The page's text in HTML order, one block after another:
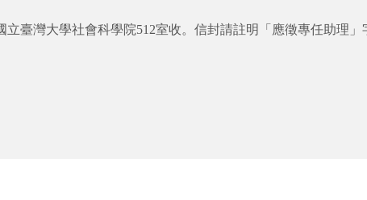
臺灣大學社會科學院512室收。信封請註明「應徵專任助理」